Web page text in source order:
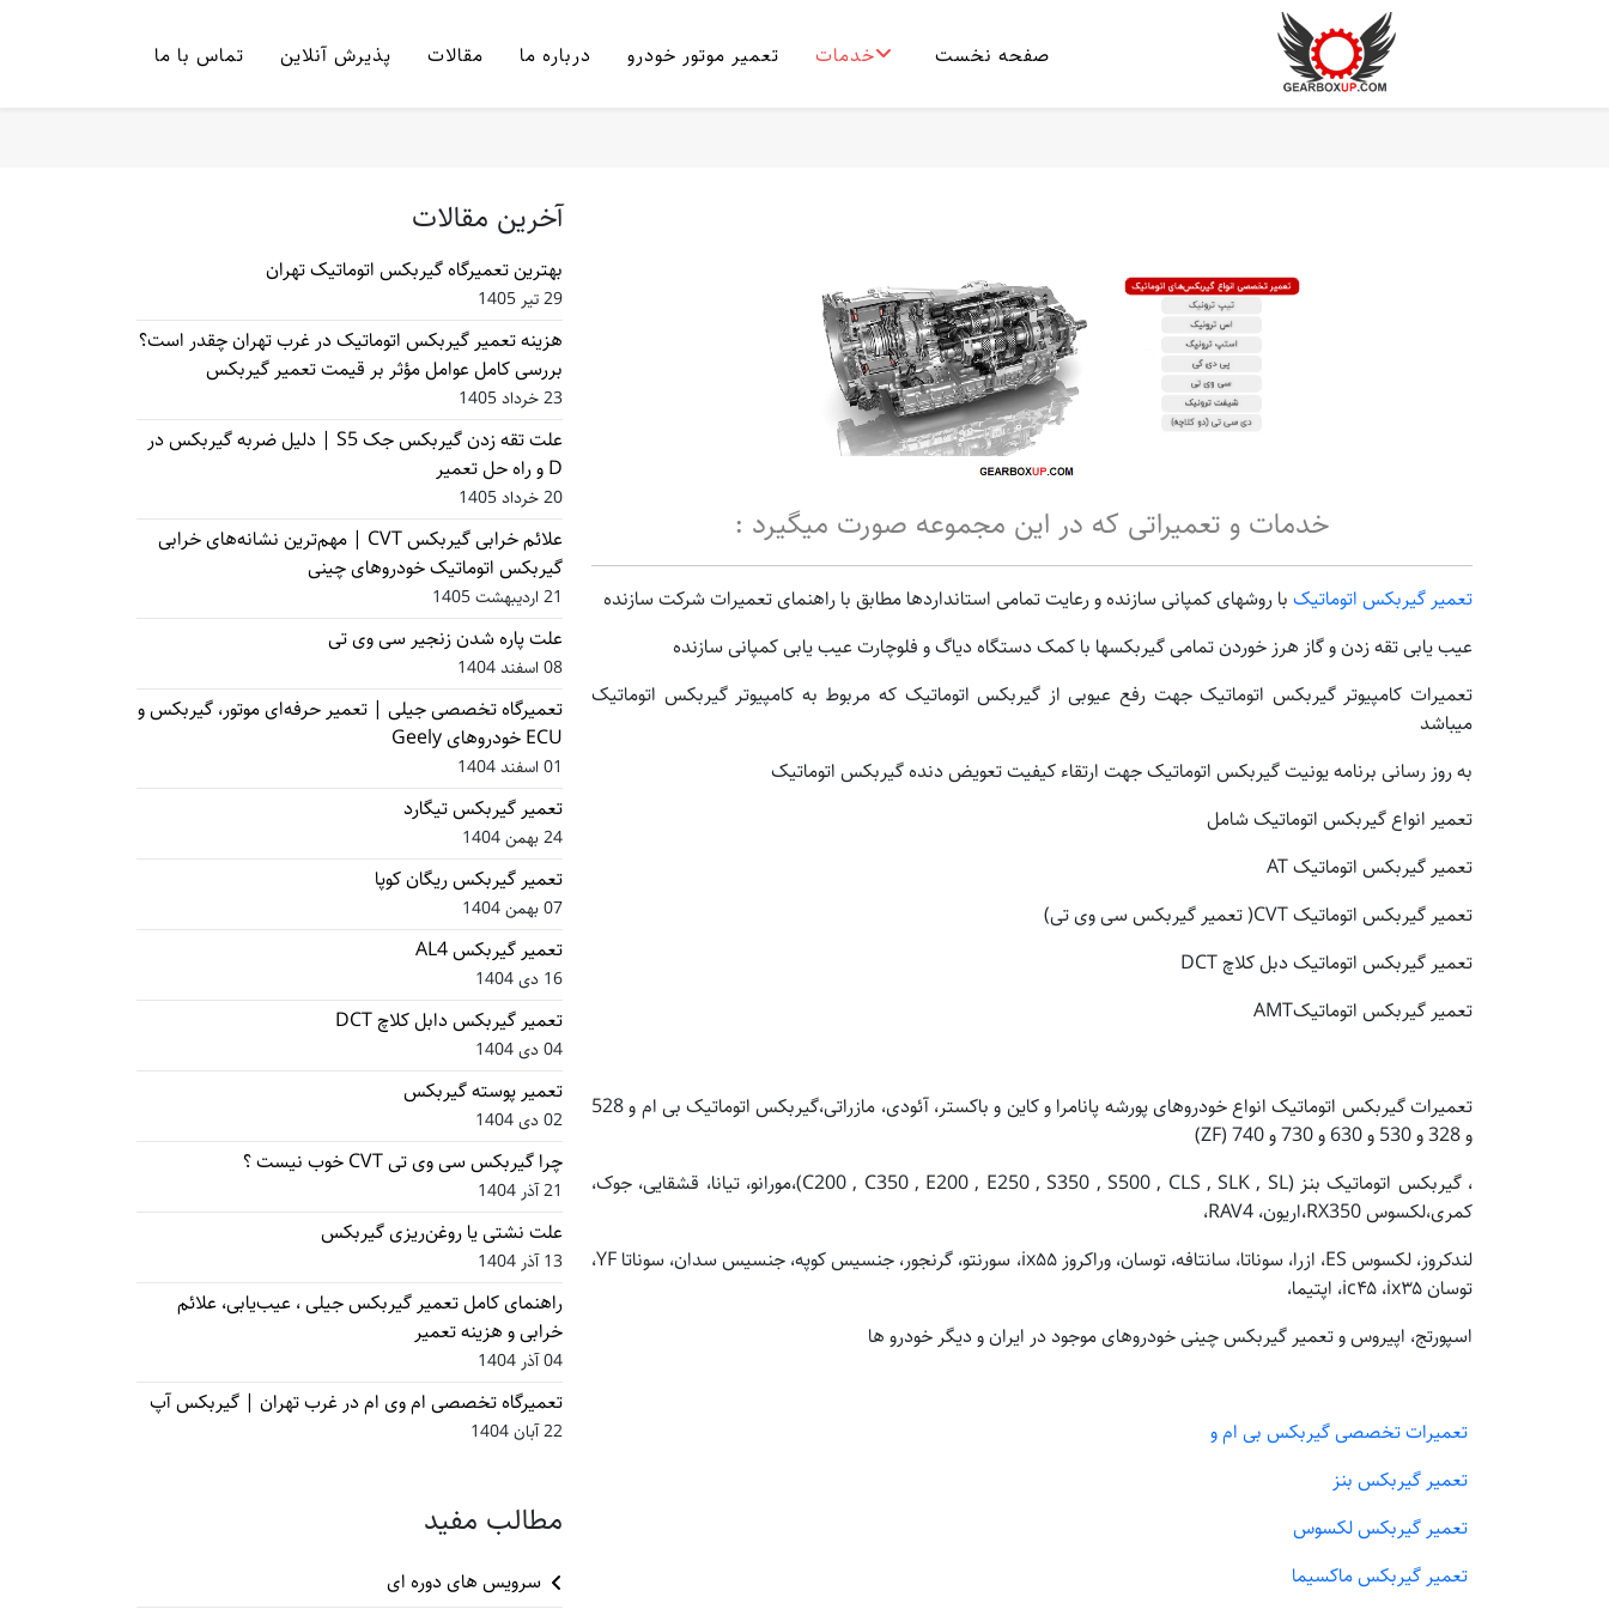
صفحه نخست خدمات تعمیر موتور خودرو درباره ما مقالات پذیرش آنلاین تماس با ما
خدمات و تعمیراتی که در این مجموعه صورت میگیرد :
تعمیر گیربکس اتوماتیک با روشهای کمپانی سازنده و رعایت تمامی استانداردها مطابق با راهنمای تعمیرات شرکت سازنده
عیب یابی تقه زدن و گاز هرز خوردن تمامی گیربکسها با کمک دستگاه دیاگ و فلوچارت عیب یابی کمپانی سازنده
تعمیرات کامپیوتر گیربکس اتوماتیک جهت رفع عیوبی از گیربکس اتوماتیک که مربوط به کامپیوتر گیربکس اتوماتیک
میباشد
به روز رسانی برنامه یونیت گیربکس اتوماتیک جهت ارتقاء کیفیت تعویض دنده گیربکس اتوماتیک
تعمیر انواع گیربکس اتوماتیک شامل
تعمیر گیربکس اتوماتیک AT
تعمیر گیربکس اتوماتیک CVT( تعمیر گیربکس سی وی تی)
تعمیر گیربکس اتوماتیک دبل کلاچ DCT
تعمیر گیربکس اتوماتیکAMT
تعمیرات گیربکس اتوماتیک انواع خودروهای پورشه پانامرا و کاین و باکستر، آئودی، مازراتی،گیربکس اتوماتیک بی ام و 528
و 328 و 530 و 630 و 730 و 740 (ZF)
، گیربکس اتوماتیک بنز (C200 , C350 , E200 , E250 , S350 , S500 , CLS , SLK , SL)،مورانو، تیانا، قشقایی، جوک،
کمری،لکسوس RX350،اریون، RAV4،
لندکروز، لکسوس ES، ازرا، سوناتا، سانتافه، توسان، وراکروز ix۵۵، سورنتو، گرنجور، جنسیس کوپه، جنسیس سدان، سوناتا YF،
توسان ic۴۵ ،ix۳۵، اپتیما،
اسپورتج، اپیروس و تعمیر گیربکس چینی خودروهای موجود در ایران و دیگر خودرو ها
تعمیرات تخصصی گیربکس بی ام و
تعمیر گیربکس بنز
تعمیر گیربکس لکسوس
تعمیر گیربکس ماکسیما
آخرین مقالات
بهترین تعمیرگاه گیربکس اتوماتیک تهران
29 تیر 1405
هزینه تعمیر گیربکس اتوماتیک در غرب تهران چقدر است؟
بررسی کامل عوامل مؤثر بر قیمت تعمیر گیربکس
23 خرداد 1405
علت تقه زدن گیربکس جک S5 | دلیل ضربه گیربکس در
D و راه حل تعمیر
20 خرداد 1405
علائم خرابی گیربکس CVT | مهم‌ترین نشانه‌های خرابی
گیربکس اتوماتیک خودروهای چینی
21 ارديبهشت 1405
علت پاره شدن زنجیر سی وی تی
08 اسفند 1404
تعمیرگاه تخصصی جیلی | تعمیر حرفه‌ای موتور، گیربکس و
ECU خودروهای Geely
01 اسفند 1404
تعمیر گیربکس تیگارد
24 بهمن 1404
تعمیر گیربکس ریگان کوپا
07 بهمن 1404
تعمیر گیربکس AL4
16 دی 1404
تعمیر گیربکس دابل کلاچ DCT
04 دی 1404
تعمیر پوسته گیربکس
02 دی 1404
چرا گیربکس سی وی تی CVT خوب نیست ؟
21 آذر 1404
علت نشتی یا روغن‌ریزی گیربکس
13 آذر 1404
راهنمای کامل تعمیر گیربکس جیلی ، عیب‌یابی، علائم
خرابی و هزینه تعمیر
04 آذر 1404
تعمیرگاه تخصصی ام وی ام در غرب تهران | گیربکس آپ
22 آبان 1404
مطالب مفید
سرویس های دوره ای